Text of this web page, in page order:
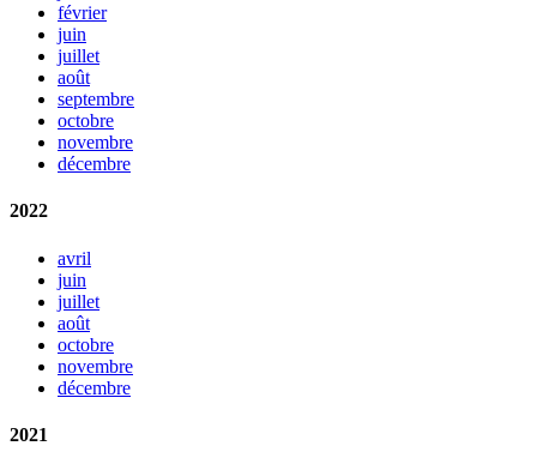
février
juin
juillet
août
septembre
octobre
novembre
décembre
2022
avril
juin
juillet
août
octobre
novembre
décembre
2021